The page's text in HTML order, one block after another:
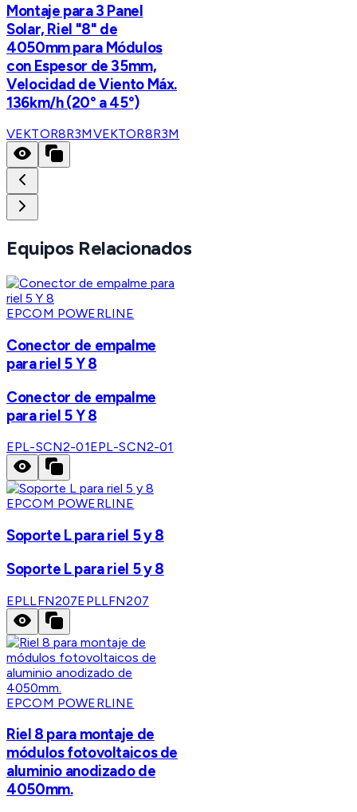
Montaje para 3 Panel
Solar, Riel "8" de
4050mm para Módulos
con Espesor de 35mm,
Velocidad de Viento Máx.
136km/h (20° a 45°)
VEKTOR8R3MVEKTOR8R3M
Equipos Relacionados
EPCOM POWERLINE
Conector de empalme
para riel 5 Y 8
Conector de empalme
para riel 5 Y 8
EPL-SCN2-01EPL-SCN2-01
EPCOM POWERLINE
Soporte L para riel 5 y 8
Soporte L para riel 5 y 8
EPLLFN207EPLLFN207
EPCOM POWERLINE
Riel 8 para montaje de
módulos fotovoltaicos de
aluminio anodizado de
4050mm.